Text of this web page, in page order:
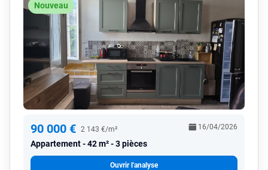
Nouveau
90 000 € 2 143 €/m²
Appartement 42 m² - 3 pièces
16/04/2026
Ouvrir l'analyse